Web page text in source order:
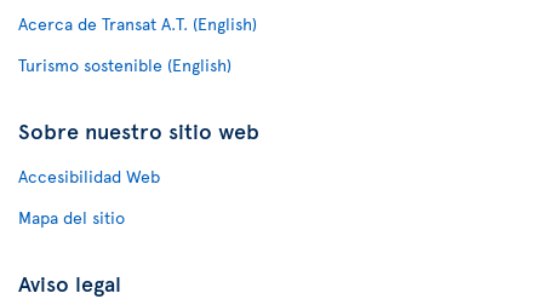
Acerca de Transat A.T. (English)
Turismo sostenible (English)
Sobre nuestro sitio web
Accesibilidad Web
Mapa del sitio
Aviso legal